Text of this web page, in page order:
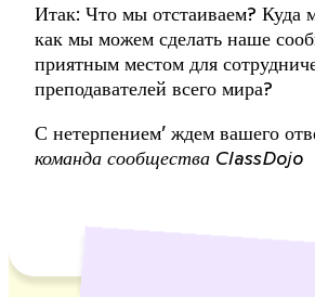
Итак: Что мы отстаиваем?
как мы можем сделать наше
приятным местом для
преподавателей всего мира?
С нетерпением’ ждем вашего
команда сообщества ClassDojo